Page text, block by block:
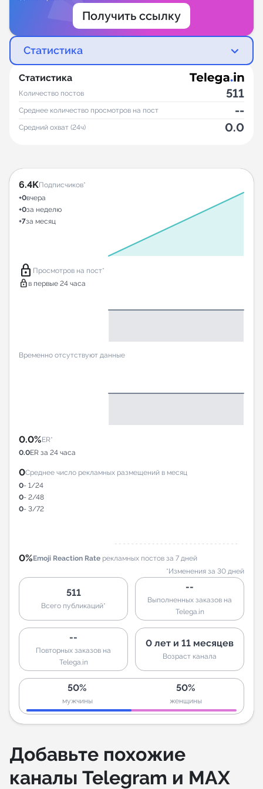
Получить ссылку
Статистика
Статистика
Количество постов 511
Среднее количество просмотров на пост --
Средний охват (24ч) 0.0
6.4KПодписчиков*
+0вчера
+0за неделю
+7за месяц
lock Просмотров на пост*
lock в первые 24 часа
Временно отсутствуют данные
0.0%ER*
0.0ER за 24 часа
0Среднее число рекламных размещений в месяц
0- 1/24
0- 2/48
0- 3/72
0%Emoji Reaction Rate рекламных постов за 7 дней
*Изменения за 30 дней
511
Всего публикаций*
--
Выполненных заказов на
Telega.in
--
Повторных заказов на
Telega.in
0 лет и 11 месяцев
Возраст канала
50%
мужчины
50%
женщины
Добавьте похожие
каналы Telegram и MAX